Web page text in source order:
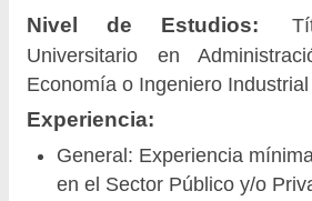
Nivel de Estudios:
Universitario en
Economía o Ingeniero Industrial
Experiencia:
General: Experiencia
en el Sector Público y/o